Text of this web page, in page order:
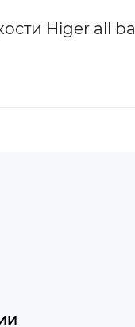
Higer all